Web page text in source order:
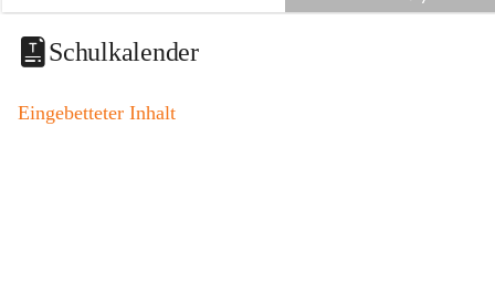
i
t
a
o
Schulkalender
Eingebetteter Inhalt